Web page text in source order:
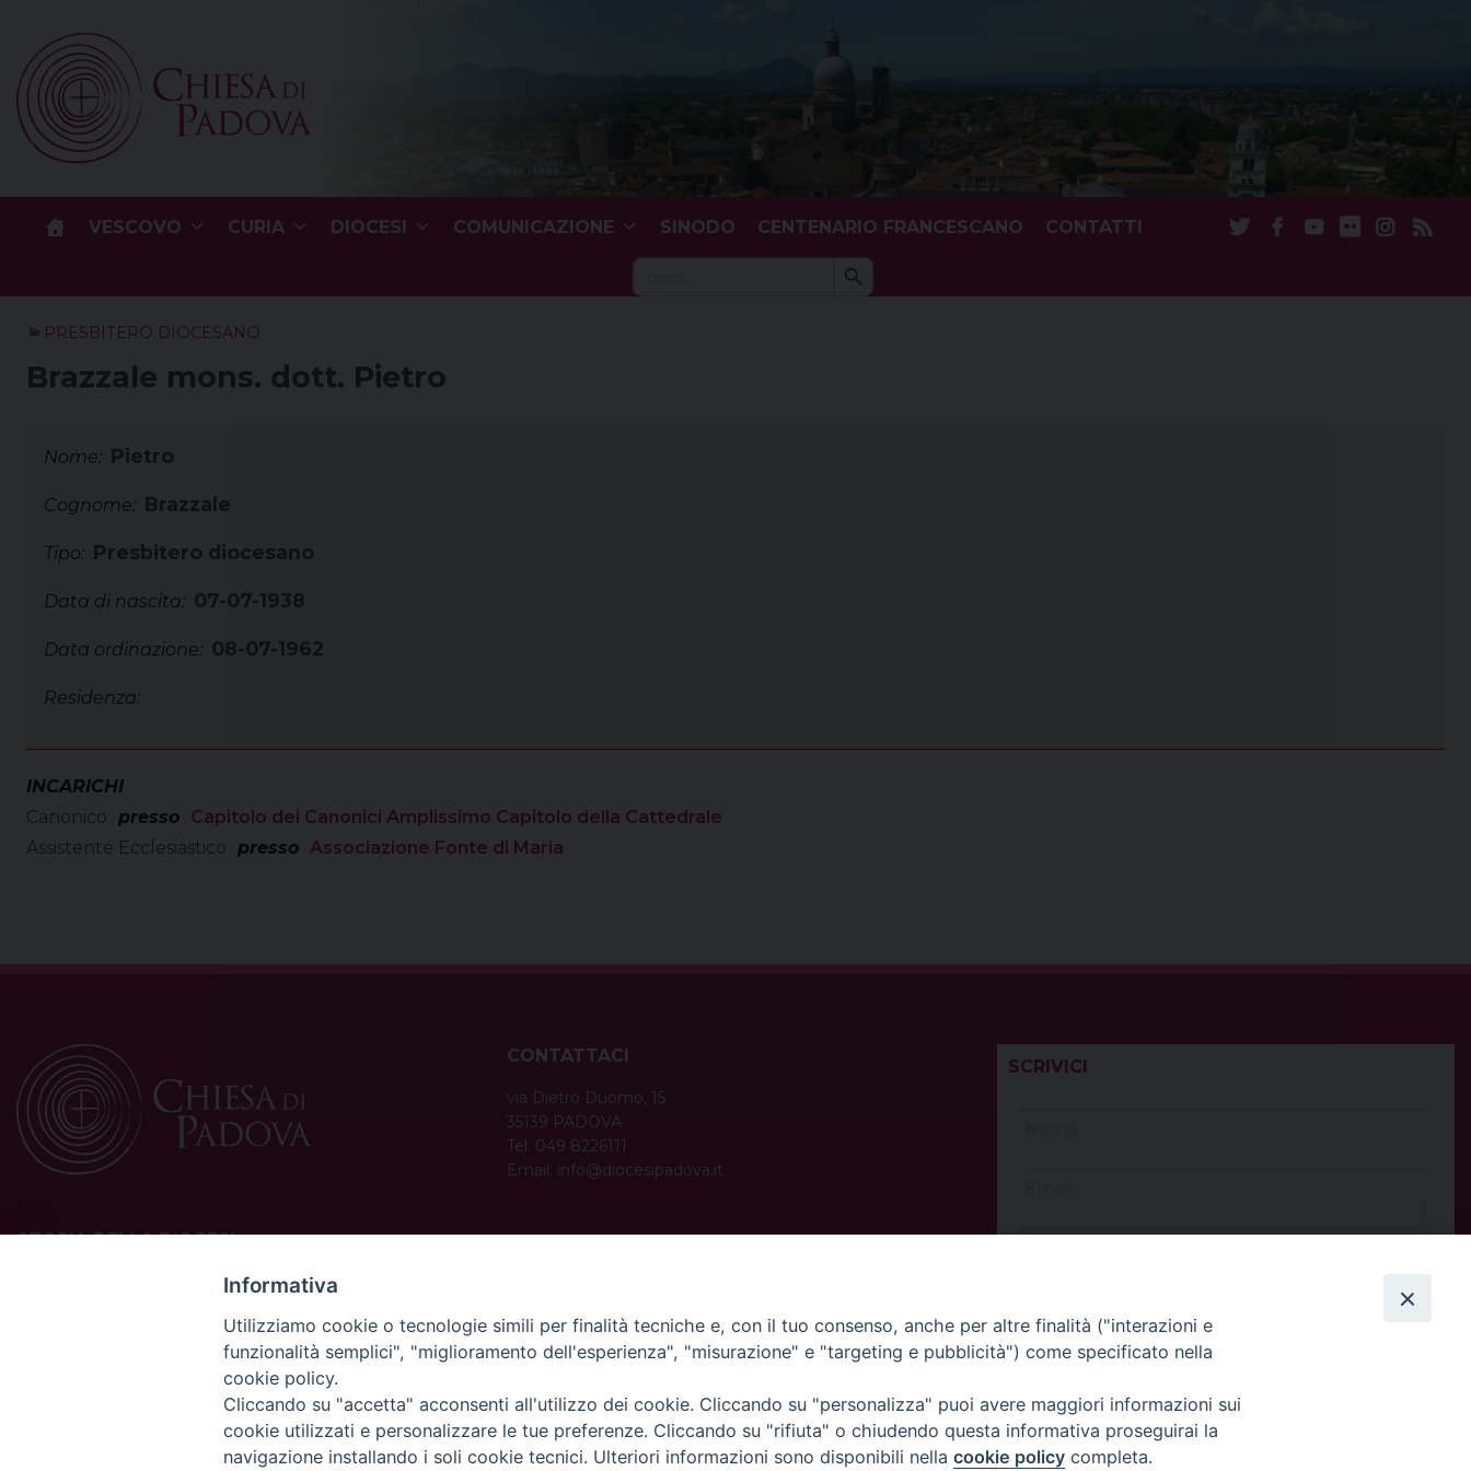
content
VESCOVO CURIA DIOCESI COMUNICAZIONE SINODO CENTENARIO FRANCESCANO CONTATTI
Search Search Button
PRESBITERO DIOCESANO
Brazzale mons. dott. Pietro
Nome: Pietro
Cognome: Brazzale
Tipo: Presbitero diocesano
Data di nascita: 07-07-1938
Data ordinazione: 08-07-1962
Residenza:
INCARICHI
Canonico
presso Capitolo dei Canonici Amplissimo Capitolo della Cattedrale
Assistente Ecclesiastico
presso Associazione Fonte di Maria
STORIA DELLA DIOCESI
La Diocesi di Padova è una sede della Chiesa cattolica in
alla Regione Ecclesiastica Triveneto.
È costituita da 454 parrocchie situate nelle province di
Padova, Vicenza, Venezia, Treviso, Belluno.
È retta dal vescovo Claudio Cipolla.
CONTATTACI
via Dietro Duomo, 15
35139 PADOVA
Tel. 049 8226111
Email: info@diocesipadova.it
SCRIVICI
Informativa
Utilizziamo cookie o tecnologie simili per finalità tecniche e, con il tuo consenso, anche per altre finalità ("interazioni e
funzionalità semplici", "miglioramento dell'esperienza", "misurazione" e "targeting e pubblicità") come specificato nella
cookie policy.
Cliccando su "accetta" acconsenti all'utilizzo dei cookie. Cliccando su "personalizza" puoi avere maggiori informazioni sui
cookie utilizzati e personalizzare le tue preferenze. Cliccando su "rifiuta" o chiudendo questa informativa proseguirai la
navigazione installando i soli cookie tecnici. Ulteriori informazioni sono disponibili nella cookie policy completa.